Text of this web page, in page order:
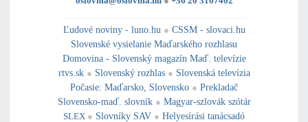
Ľudové noviny - luno.hu ● CSSM - slovaci.hu
Slovenské vysielanie Maďarského rozhlasu
Domovina - Slovenský magazín Maď. televízie
rtvs.sk ● Slovenský rozhlas ● Slovenská televízia
Počasie: Maďarsko Slovensko ● Prekladač
Slovensko-maď. slovník ● Magyar-szlovák szótár
SLEX ● Slovníky SAV ● Helyesírási tanácsadó